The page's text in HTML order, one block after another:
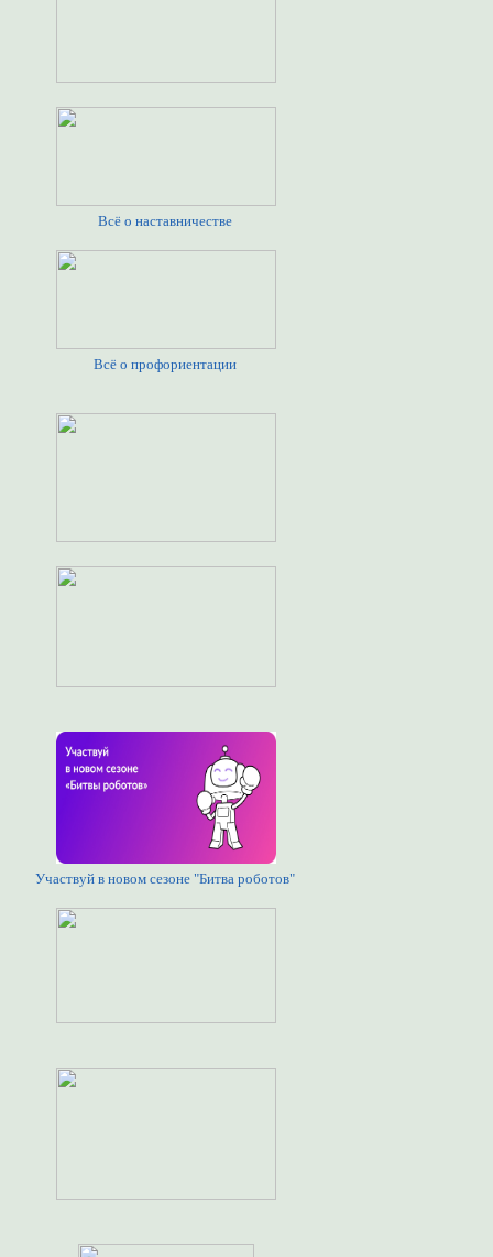
Всё о наставничестве
Всё о профориентации
Участвуй в новом сезоне "Битва роботов"